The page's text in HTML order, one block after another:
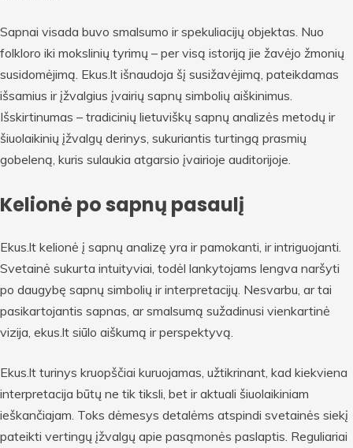
Sapnai visada buvo smalsumo ir spekuliacijų objektas. Nuo
folkloro iki mokslinių tyrimų – per visą istoriją jie žavėjo žmonių
susidomėjimą. Ekus.lt išnaudoja šį susižavėjimą, pateikdamas
išsamius ir įžvalgius įvairių sapnų simbolių aiškinimus.
Išskirtinumas – tradicinių lietuviškų sapnų analizės metodų ir
šiuolaikinių įžvalgų derinys, sukuriantis turtingą prasmių
gobeleną, kuris sulaukia atgarsio įvairioje auditorijoje.
Kelionė po sapnų pasaulį
Ekus.lt kelionė į sapnų analizę yra ir pamokanti, ir intriguojanti.
Svetainė sukurta intuityviai, todėl lankytojams lengva naršyti
po daugybę sapnų simbolių ir interpretacijų. Nesvarbu, ar tai
pasikartojantis sapnas, ar smalsumą sužadinusi vienkartinė
vizija, ekus.lt siūlo aiškumą ir perspektyvą.
Ekus.lt turinys kruopščiai kuruojamas, užtikrinant, kad kiekviena
interpretacija būtų ne tik tiksli, bet ir aktuali šiuolaikiniam
ieškančiajam. Toks dėmesys detalėms atspindi svetainės siekį
pateikti vertingų įžvalgų apie pasąmonės paslaptis. Reguliariai